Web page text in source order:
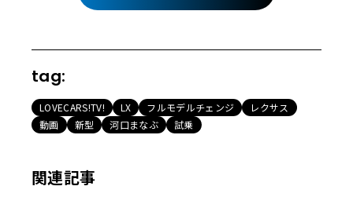
tag:
LOVECARS!TV! LX フルモデルチェンジ
レクサス
動画
新型 河口まなぶ 試乗
関連記事